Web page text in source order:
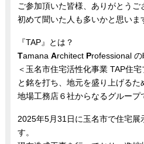
ご参加頂いた皆様、ありがとうご
初めて聞いた人も多いかと思いま
『TAP』とは？
TamanaArchitect Professional
＜玉名市住宅活性化事業 TAP住宅
と銘を打ち、地元を盛り上げるた
地場工務店６社からなるグループ
2025年5月31日に玉名市で住宅
す。